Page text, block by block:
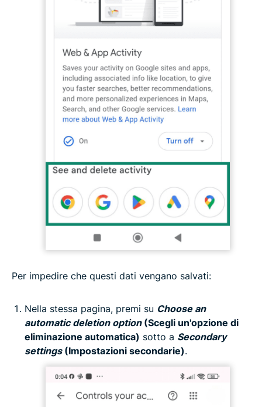
Per impedire che questi dati vengano salvati:
Nella stessa pagina, premi su Choose an
automatic deletion option(Scegli un'opzione di
eliminazione automatica) sotto a Secondary
settings(Impostazioni secondarie).